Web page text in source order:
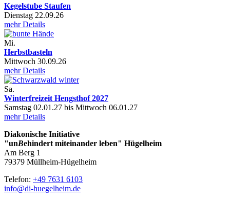
Kegelstube Staufen
Dienstag 22.09.26
mehr Details
Mi.
Herbstbasteln
Mittwoch 30.09.26
mehr Details
Sa.
Winterfreizeit Hengsthof 2027
Samstag 02.01.27 bis Mittwoch 06.01.27
mehr Details
Diakonische Initiative
"unBehindert miteinander leben" Hügelheim
Am Berg 1
79379 Müllheim-Hügelheim
Telefon: +49 7631 6103
info@di-huegelheim.de